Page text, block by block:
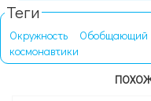
Теги
Окружность Обобщающий
космонавтики